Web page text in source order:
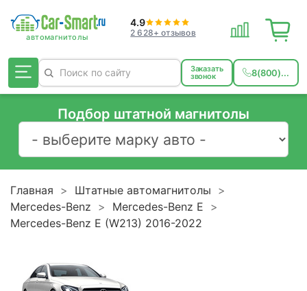
4.9
2 628+ отзывов
Заказать
звонок 8(800)...
Подбор штатной магнитолы
Главная
Штатные автомагнитолы
Mercedes-Benz
Mercedes-Benz E
Mercedes-Benz E (W213) 2016-2022